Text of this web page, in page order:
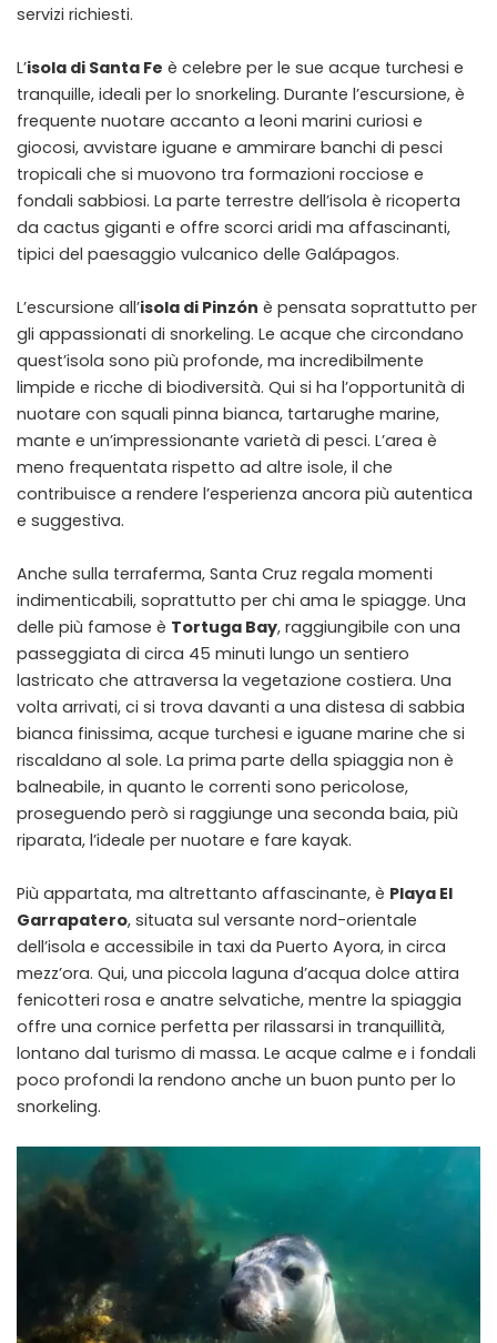
servizi richiesti.
L’isola di Santa Fe è celebre per le sue acque turchesi e
tranquille, ideali per lo snorkeling. Durante l’escursione, è
frequente nuotare accanto a leoni marini curiosi e
giocosi, avvistare iguane e ammirare banchi di pesci
tropicali che si muovono tra formazioni rocciose e
fondali sabbiosi. La parte terrestre dell’isola è ricoperta
da cactus giganti e offre scorci aridi ma affascinanti,
tipici del paesaggio vulcanico delle Galápagos.
L’escursione all’isola di Pinzón è pensata soprattutto per
gli appassionati di snorkeling. Le acque che circondano
quest’isola sono più profonde, ma incredibilmente
limpide e ricche di biodiversità. Qui si ha l’opportunità di
nuotare con squali pinna bianca, tartarughe marine,
mante e un’impressionante varietà di pesci. L’area è
meno frequentata rispetto ad altre isole, il che
contribuisce a rendere l’esperienza ancora più autentica
e suggestiva.
Anche sulla terraferma, Santa Cruz regala momenti
indimenticabili, soprattutto per chi ama le spiagge. Una
delle più famose è Tortuga Bay, raggiungibile con una
passeggiata di circa 45 minuti lungo un sentiero
lastricato che attraversa la vegetazione costiera. Una
volta arrivati, ci si trova davanti a una distesa di sabbia
bianca finissima, acque turchesi e iguane marine che si
riscaldano al sole. La prima parte della spiaggia non è
balneabile, in quanto le correnti sono pericolose,
proseguendo però si raggiunge una seconda baia, più
riparata, l’ideale per nuotare e fare kayak.
Più appartata, ma altrettanto affascinante, è Playa El
Garrapatero, situata sul versante nord-orientale
dell’isola e accessibile in taxi da Puerto Ayora, in circa
mezz’ora. Qui, una piccola laguna d’acqua dolce attira
fenicotteri rosa e anatre selvatiche, mentre la spiaggia
offre una cornice perfetta per rilassarsi in tranquillità,
lontano dal turismo di massa. Le acque calme e i fondali
poco profondi la rendono anche un buon punto per lo
snorkeling.